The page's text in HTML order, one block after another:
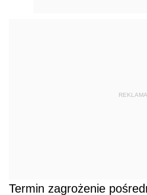
REKLAMA
Termin zagrożenie